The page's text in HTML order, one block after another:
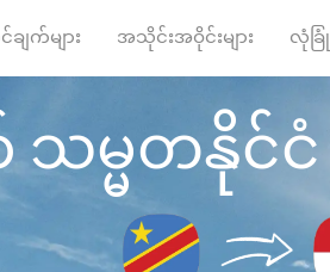
ျက်များ အသိုင်းအဝိုင်းများ လုံခြုံ
မတနိုင်ငံ